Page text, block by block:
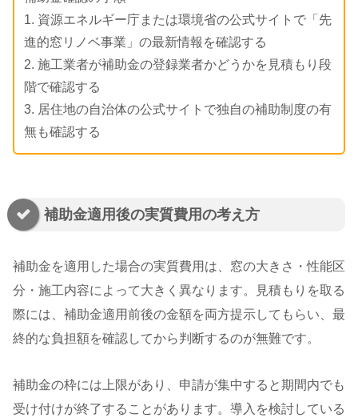
1. 資源エネルギー庁または環境省の公式サイトで「先
進的窓リノベ事業」の最新情報を確認する
2. 施工業者が補助金の登録業者かどうかを見積もり段
階で確認する
3. 居住地の自治体の公式サイトで独自の補助制度の有
無も確認する
補助金適用後の実質費用の考え方
補助金を適用した場合の実質費用は、窓の大きさ・性能区
分・施工内容によって大きく異なります。見積もりを取る
際には、補助金適用前後の金額を両方提示してもらい、最
終的な負担額を確認してから判断するのが無難です。
補助金の枠には上限があり、申請が集中すると期間内でも
受け付けが終了することがあります。導入を検討している